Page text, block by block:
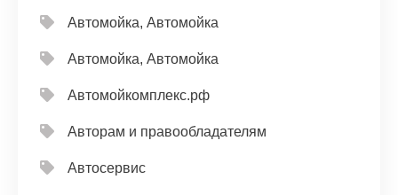
Автомойка, Автомойка
Автомойка, Автомойка
Автомойкомплекс.рф
Авторам и правообладателям
Автосервис